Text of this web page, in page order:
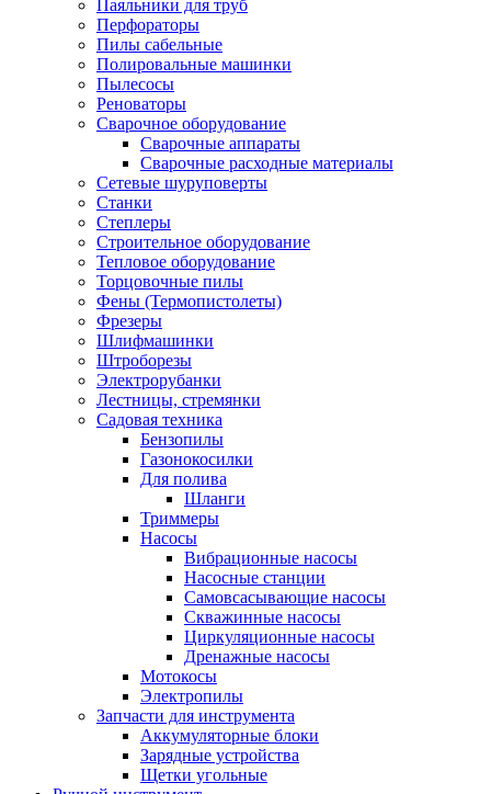
Паяльники для труб
Перфораторы
Пилы сабельные
Полировальные машинки
Пылесосы
Реноваторы
Сварочное оборудование
Сварочные аппараты
Сварочные расходные материалы
Сетевые шуруповерты
Станки
Степлеры
Строительное оборудование
Тепловое оборудование
Торцовочные пилы
Фены (Термопистолеты)
Фрезеры
Шлифмашинки
Штроборезы
Электрорубанки
Лестницы, стремянки
Садовая техника
Бензопилы
Газонокосилки
Для полива
Шланги
Триммеры
Насосы
Вибрационные насосы
Насосные станции
Самовсасывающие насосы
Скважинные насосы
Циркуляционные насосы
Дренажные насосы
Мотокосы
Электропилы
Запчасти для инструмента
Аккумуляторные блоки
Зарядные устройства
Щетки угольные